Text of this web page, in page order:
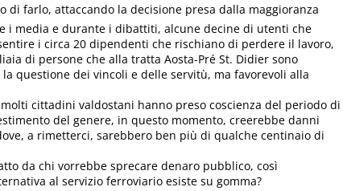
di farlo, attaccando la decisione presa dalla maggioranza
i media e durante i dibattiti, alcune decine di utenti che
i circa 20 dipendenti che rischiano di perdere il lavoro,
di persone che alla tratta Aosta-Pré St. Didier sono
questione dei vincoli e delle servitù, ma favorevoli alla
cittadini valdostani hanno preso coscienza del periodo di
del genere, in questo momento, creerebbe danni
a rimetterci, sarebbero ben più di qualche centinaio di
da chi vorrebbe sprecare denaro pubblico, così
al servizio ferroviario esiste su gomma?